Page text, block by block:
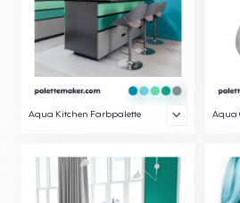
Aqua Kitchen Farbpalette Aqua